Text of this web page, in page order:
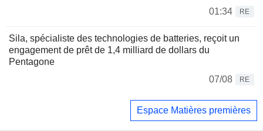
01:34
RE
Sila, spécialiste des technologies de batteries, reçoit un
engagement de prêt de 1,4 milliard de dollars du
Pentagone
07/08
RE
Espace Matières premières